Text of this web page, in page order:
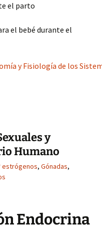
el parto
el bebé durante el
y Fisiología de los
y
Humano
estrógenos, Gónadas,
Endocrina